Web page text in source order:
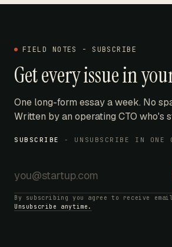
FIELD NOTES - SUBSCRIBE
Get every issue in
One long-form essay a week. No
Written by an operating CTO who's
SUBSCRIBE - UNSUBSCRIBE IN ONE
By subscribing you agree to receive
Unsubscribe anytime.